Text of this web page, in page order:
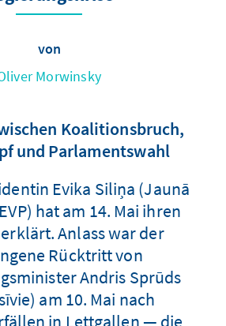
von
Morwinsky
Koalitionsbruch,
und Parlamentswahl
Evika Siliņa (Jaunā
hat am 14. Mai ihren
Anlass war der
Rücktritt von
Andris Sprūds
am 10. Mai nach
in Lettgallen — die